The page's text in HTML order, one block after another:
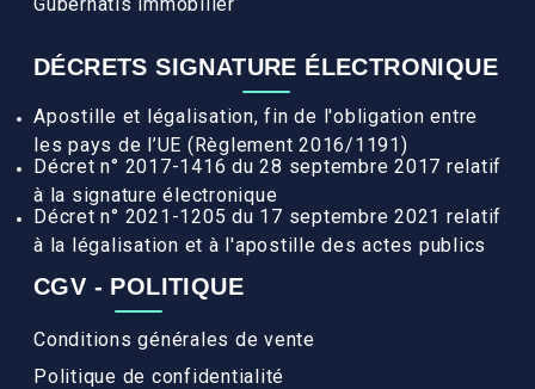
DÉCRETS SIGNATURE ÉLECTRONIQUE
Apostille et légalisation, fin de l'obligation entre
les pays de l’UE (Règlement 2016/1191)
Décret n° 2017-1416 du 28 septembre 2017 relatif
à la signature électronique
Décret n° 2021-1205 du 17 septembre 2021 relatif
à la légalisation et à l'apostille des actes publics
CGV - POLITIQUE
Conditions générales de vente
Politique de confidentialité